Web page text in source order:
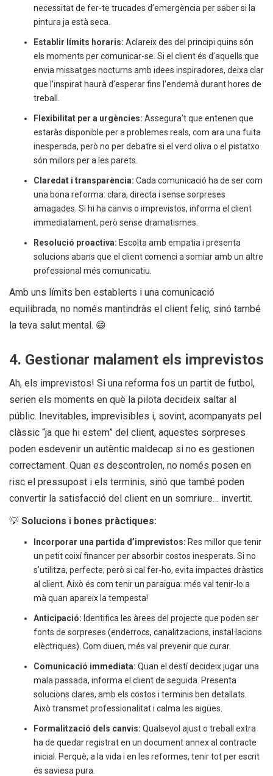
necessitat de fer-te trucades d’emergència per saber si la
pintura ja està seca.
Establir límits horaris: Aclareix des del principi quins són
els moments per comunicar-se. Si el client és d’aquells que
envia missatges nocturns amb idees inspiradores, deixa clar
que l’inspirat haurà d’esperar fins l’endemà durant hores de
treball.
Flexibilitat per a urgències: Assegura’t que entenen que
estaràs disponible per a problemes reals, com ara una fuita
inesperada, però no per debatre si el verd oliva o el pistatxo
són millors per a les parets.
Claredat i transparència: Cada comunicació ha de ser com
una bona reforma: clara, directa i sense sorpreses
amagades. Si hi ha canvis o imprevistos, informa el client
immediatament, però sense dramatismes.
Resolució proactiva: Escolta amb empatia i presenta
solucions abans que el client comenci a somiar amb un altre
professional més comunicatiu.
Amb uns límits ben establerts i una comunicació
equilibrada, no només mantindràs el client feliç, sinó també
la teva salut mental. 😄
4. Gestionar malament els imprevistos
Ah, els imprevistos! Si una reforma fos un partit de futbol,
serien els moments en què la pilota decideix saltar al
públic. Inevitables, imprevisibles i, sovint, acompanyats pel
clàssic “ja que hi estem” del client, aquestes sorpreses
poden esdevenir un autèntic maldecap si no es gestionen
correctament. Quan es descontrolen, no només posen en
risc el pressupost i els terminis, sinó que també poden
convertir la satisfacció del client en un somriure… invertit.
💡 Solucions i bones pràctiques:
Incorporar una partida d’imprevistos: Res millor que tenir
un petit coixí financer per absorbir costos inesperats. Si no
s’utilitza, perfecte; però si cal fer-ho, evita impactes dràstics
al client. Això és com tenir un paraigua: més val tenir-lo a
mà quan apareix la tempesta!
Anticipació: Identifica les àrees del projecte que poden ser
fonts de sorpreses (enderrocs, canalitzacions, instal·lacions
elèctriques). Com diuen, més val prevenir que curar.
Comunicació immediata: Quan el destí decideix jugar una
mala passada, informa el client de seguida. Presenta
solucions clares, amb els costos i terminis ben detallats.
Això transmet professionalitat i calma les aigües.
Formalització dels canvis: Qualsevol ajust o treball extra
ha de quedar registrat en un document annex al contracte
inicial. Perquè, a la vida i en les reformes, tenir tot per escrit
és saviesa pura.